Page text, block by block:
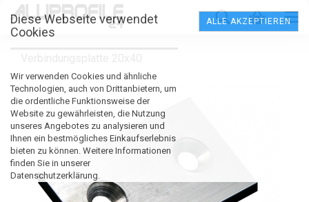
Diese Webseite verwendet
Cookies
Wir verwenden Cookies und ähnliche
Technologien, auch von Drittanbietern, um
die ordentliche Funktionsweise der
Website zu gewährleisten, die Nutzung
unseres Angebotes zu analysieren und
Ihnen ein bestmögliches Einkaufserlebnis
bieten zu können. Weitere Informationen
finden Sie in unserer
Datenschutzerklärung.
ALLE AKZEPTIEREN